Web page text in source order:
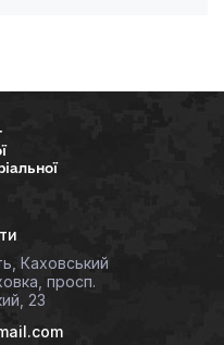
Каховський
просп.
23